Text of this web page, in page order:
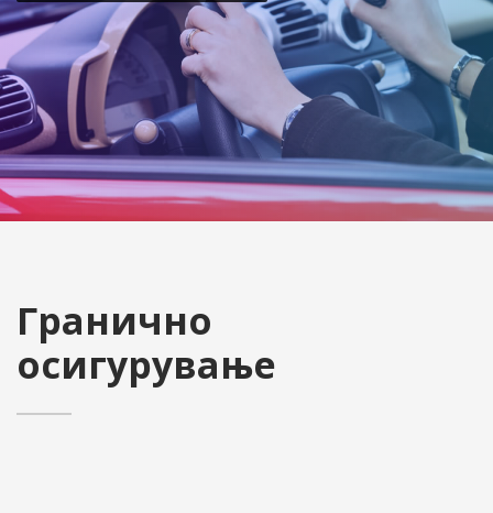
Гранично
осигурување